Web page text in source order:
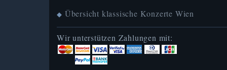
◆ Übersicht klassische Konzerte Wien
Wir unterstützen Zahlungen mit: